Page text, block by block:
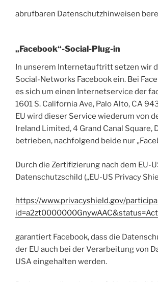
abrufbaren Datenschutzhinweisen
„Facebook“-Social-Plug-in
In unserem Internetauftritt setzen wir
Social-Networks Facebook ein. Bei
es sich um einen Internetservice der
1601 S. California Ave, Palo Alto, CA
EU wird dieser Service wiederum von
Ireland Limited, 4 Grand Canal Square,
betrieben, nachfolgend beide nur
Durch die Zertifizierung nach dem EU-
Datenschutzschild („EU-US Privacy
https://www.privacyshield.gov/
garantiert Facebook, dass die
der EU auch bei der Verarbeitung von
USA eingehalten werden.